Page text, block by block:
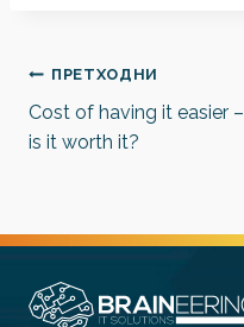
Кретање
чланка
ПРЕТХОДНИ
Cost of having it easier –
is it worth it?